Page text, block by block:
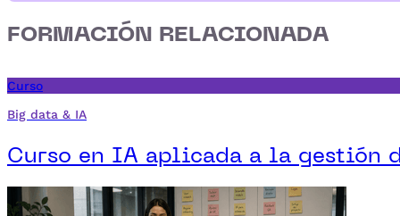
FORMACIÓN RELACIONADA
Curso
Big data & IA
Curso en IA aplicada a la gestión